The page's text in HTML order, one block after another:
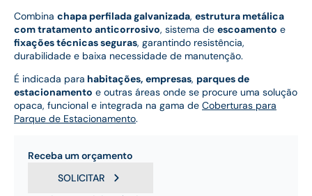
Combina chapa perfilada galvanizada, estrutura metálica
com tratamento anticorrosivo, sistema de escoamento e
fixações técnicas seguras, garantindo resistência,
durabilidade e baixa necessidade de manutenção.
É indicada para habitações, empresas, parques de
estacionamento e outras áreas onde se procure uma solução
opaca, funcional e integrada na gama de Coberturas para
Parque de Estacionamento.
Receba um orçamento
SOLICITAR